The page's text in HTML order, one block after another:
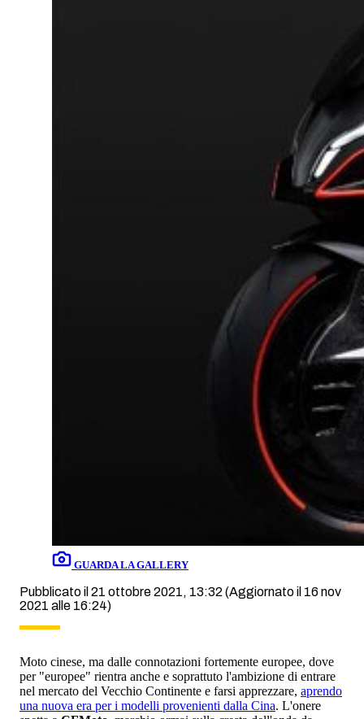
GUARDA LA GALLERY
Pubblicato il 21 ottobre 2021, 13:32 (Aggiornato il 16 nov
2021 alle 16:24)
Moto cinese, ma dalle connotazioni fortemente europee, dove
per "europee" rientra anche e soprattuto l'ambizione di entrare
nel mercato del Vecchio Continente e farsi apprezzare, aprendo
una nuova era per i modelli provenienti dalla Cina. L'onere